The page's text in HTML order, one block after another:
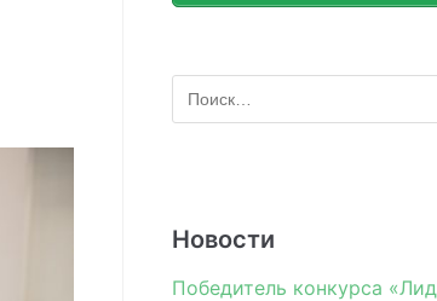
Новости
Победитель конкурса